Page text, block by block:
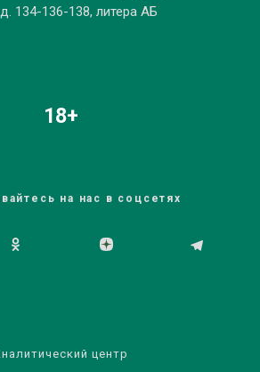
134-136-138, литера АБ
18+
на нас в соцсетях
центр